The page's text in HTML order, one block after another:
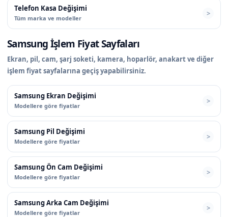
Telefon Kasa Değişimi
Tüm marka ve modeller
Samsung İşlem Fiyat Sayfaları
Ekran, pil, cam, şarj soketi, kamera, hoparlör, anakart ve diğer
işlem fiyat sayfalarına geçiş yapabilirsiniz.
Samsung Ekran Değişimi
Modellere göre fiyatlar
Samsung Pil Değişimi
Modellere göre fiyatlar
Samsung Ön Cam Değişimi
Modellere göre fiyatlar
Samsung Arka Cam Değişimi
Modellere göre fiyatlar